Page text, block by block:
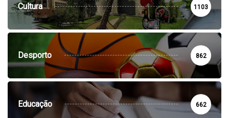
Cultura 1103
Desporto 862
Educação 662